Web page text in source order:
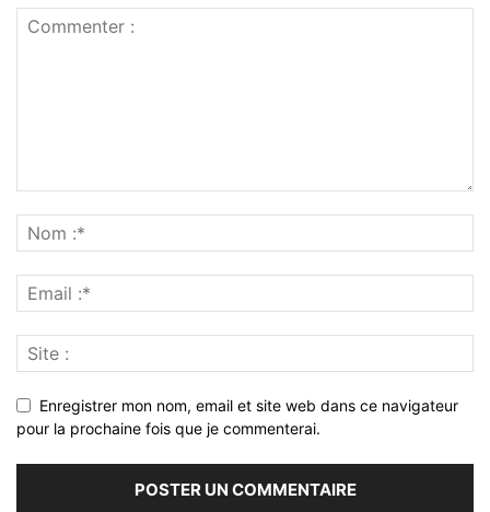
Enregistrer mon nom, email et site web dans ce navigateur
pour la prochaine fois que je commenterai.